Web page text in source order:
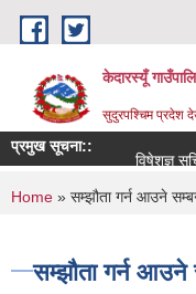
Skip to main content
केदारस्यूँ
सुदुरपश्चिम प्रदेश
प्रमुख सूचना::
विषेशज्ञ
You are
Home » सम्झौता गर्न आउने
सम्झौता गर्न आउने